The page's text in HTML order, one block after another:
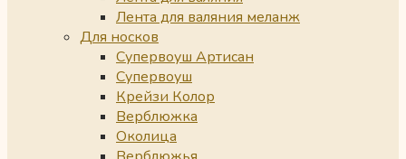
Лента для валяния меланж
Для носков
Супервоуш Артисан
Супервоуш
Крейзи Колор
Верблюжка
Околица